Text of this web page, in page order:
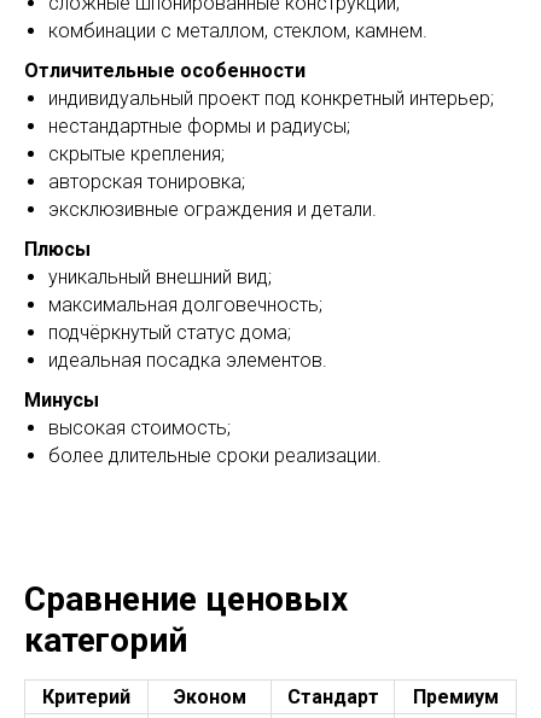
комбинации с металлом, стеклом, камнем.
Отличительные особенности
индивидуальный проект под конкретный интерьер;
нестандартные формы и радиусы;
скрытые крепления;
авторская тонировка;
эксклюзивные ограждения и детали.
Плюсы
уникальный внешний вид;
максимальная долговечность;
подчёркнутый статус дома;
идеальная посадка элементов.
Минусы
высокая стоимость;
более длительные сроки реализации.
Сравнение ценовых
категорий
Критерий Эконом Стандарт Премиум